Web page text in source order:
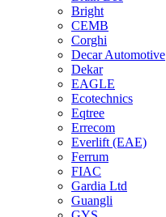
Bright
CEMB
Corghi
Decar Automotive
Dekar
EAGLE
Ecotechnics
Eqtree
Errecom
Everlift (EAE)
Ferrum
FIAC
Gardia Ltd
Guangli